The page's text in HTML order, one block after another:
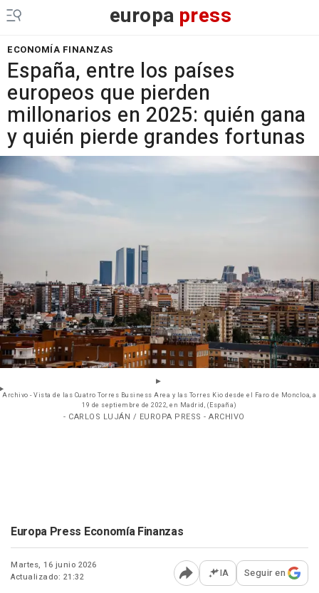
europa press
ECONOMÍA FINANZAS
España, entre los países
europeos que pierden
millonarios en 2025: quién gana
y quién pierde grandes fortunas
Archivo - Vista de las Cuatro Torres Business Area y las Torres Kio desde el Faro de Moncloa, a
19 de septiembre de 2022, en Madrid, (España)
- CARLOS LUJÁN / EUROPA PRESS - ARCHIVO
Europa Press Economía Finanzas
Martes, 16 junio 2026
Actualizado: 21:32
Abrir opciones para
IA Seguir en